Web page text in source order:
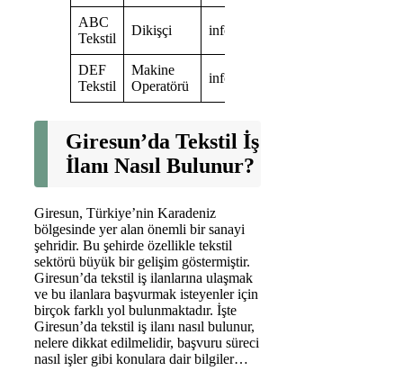
ABC
Tekstil
Dikişçi info@abctekstil.com.tr
DEF
Tekstil
Makine
Operatörü
info@deftextil.com.tr
Giresun’da Tekstil İş
İlanı Nasıl Bulunur?
Giresun, Türkiye’nin Karadeniz
bölgesinde yer alan önemli bir sanayi
şehridir. Bu şehirde özellikle tekstil
sektörü büyük bir gelişim göstermiştir.
Giresun’da tekstil iş ilanlarına ulaşmak
ve bu ilanlara başvurmak isteyenler için
birçok farklı yol bulunmaktadır. İşte
Giresun’da tekstil iş ilanı nasıl bulunur,
nelere dikkat edilmelidir, başvuru süreci
nasıl işler gibi konulara dair bilgiler…